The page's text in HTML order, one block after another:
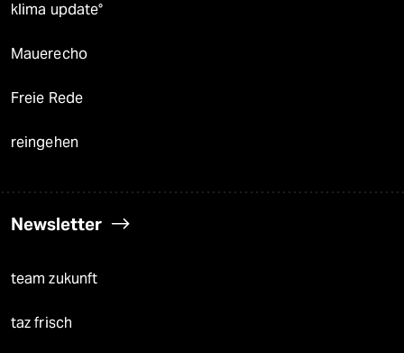
klima update°
Mauerecho
Freie Rede
reingehen
Newsletter
team zukunft
taz frisch